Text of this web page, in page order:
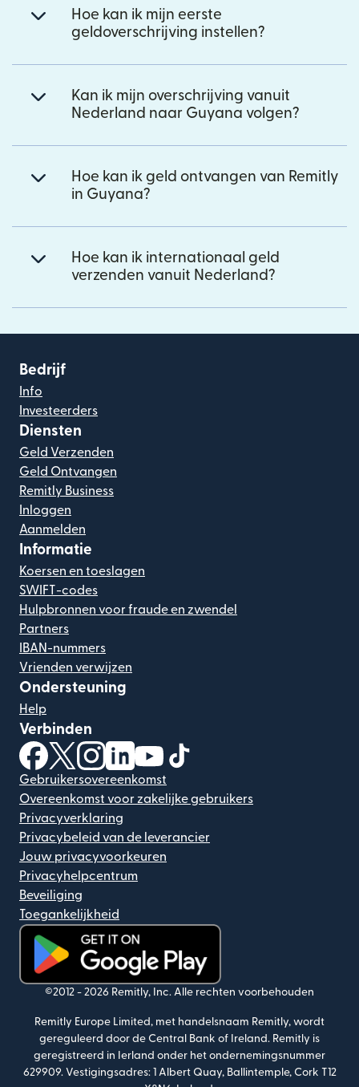
Hoe kan ik mijn eerste
geldoverschrijving instellen?
Kan ik mijn overschrijving vanuit
Nederland naar Guyana volgen?
Hoe kan ik geld ontvangen van Remitly
in Guyana?
Hoe kan ik internationaal geld
verzenden vanuit Nederland?
Bedrijf
Info
Investeerders
Diensten
Geld Verzenden
Geld Ontvangen
Remitly Business
Inloggen
Aanmelden
Informatie
Koersen en toeslagen
SWIFT-codes
Hulpbronnen voor fraude en zwendel
Partners
IBAN-nummers
Vrienden verwijzen
Ondersteuning
Help
Verbinden
(wordt geopend in een nieuw venster)
(wordt geopend in een nieuw venster)
(wordt geopend in een nieuw venster)
(wordt geopend in een nieuw venster)
(wordt geopend in een nieuw
Gebruikersovereenkomst
Overeenkomst voor zakelijke gebruikers
Privacyverklaring
Privacybeleid van de leverancier
Jouw privacyvoorkeuren
Privacyhelpcentrum
Beveiliging
Toegankelijkheid
(wordt geopend in een nieuw venster)
©2012 - 2026 Remitly, Inc. Alle rechten voorbehouden
Remitly Europe Limited, met handelsnaam Remitly, wordt
gereguleerd door de Central Bank of Ireland. Remitly is
geregistreerd in Ierland onder het ondernemingsnummer
629909. Vestigingsadres: 1 Albert Quay, Ballintemple, Cork T12